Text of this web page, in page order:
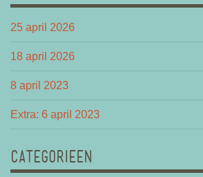
25 april 2026
18 april 2026
8 april 2023
Extra: 6 april 2023
CATEGORIEEN